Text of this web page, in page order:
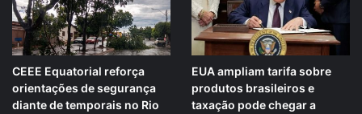
CEEE Equatorial reforça
orientações de segurança
diante de temporais no Rio
EUA ampliam tarifa sobre
produtos brasileiros e
taxação pode chegar a